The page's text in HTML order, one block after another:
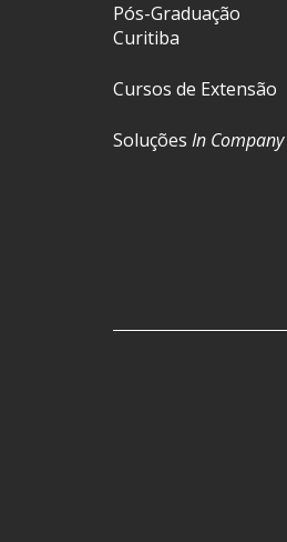
Pós-Graduação
Curitiba
Cursos de Extensão
Soluções In Company